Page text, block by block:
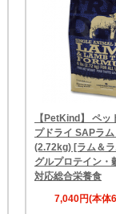
【PetKind】 ペッ
プドライ SAPラ
(2.72kg) [ラム＆
グルプロテイン・
対応総合栄養食
7,040円(本体